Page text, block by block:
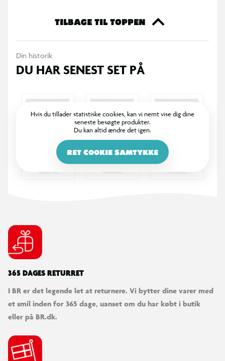
TILBAGE TIL TOPPEN
Din historik
DU HAR SENEST SET PÅ
Hvis du tillader statistiske cookies, kan vi nemt vise dig dine
seneste besøgte produkter.
Du kan altid ændre det igen.
RET COOKIE SAMTYKKE
365 DAGES RETURRET
I BR er det legende let at returnere. Vi bytter dine varer med
et smil inden for 365 dage, uanset om du har købt i butik
eller på BR.dk.